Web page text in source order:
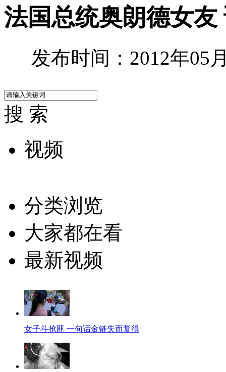
法国总统奥朗德女
发布时间：2012年05
搜 索
视频
分类浏览
大家都在看
最新视频
女子斗抢匪 一句话金链失而复得